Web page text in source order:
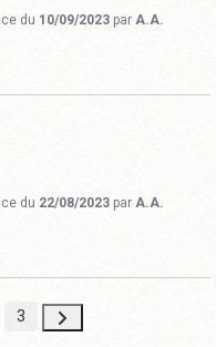
du 10/09/2023 par A.A.
du 22/08/2023 par A.A.
3